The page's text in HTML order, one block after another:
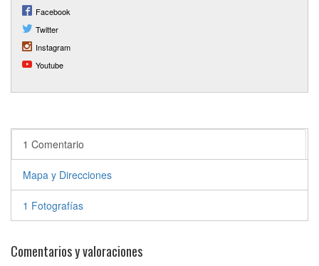
Facebook
Twitter
Instagram
Youtube
1 Comentario
Mapa y Direcciones
1 Fotografías
Comentarios y valoraciones